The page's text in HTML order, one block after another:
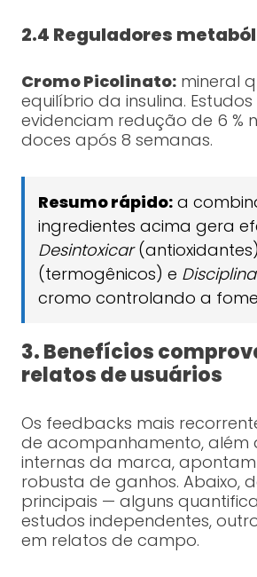
2.4 Reguladores
Cromo Picolinato:mineral
equilíbrio da insulina.
evidenciam redução de 6 %
doces após 8 semanas.
Resumo rápido:a
ingredientes acima gera
Desintoxicar
(termogênicos) e
cromo controlando a
3. Benefícios
relatos de usuários
Os feedbacks mais
de acompanhamento, além
internas da marca,
robusta de ganhos. Abaixo,
principais — alguns
estudos independentes,
em relatos de campo.